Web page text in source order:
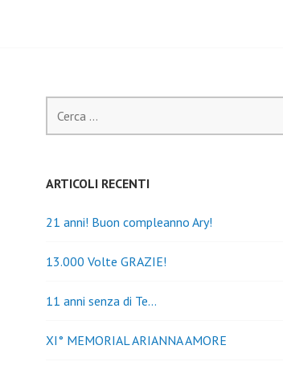
per:
ARTICOLI RECENTI
21 anni! Buon compleanno Ary!
13.000 Volte GRAZIE!
11 anni senza di Te…
XI° MEMORIAL ARIANNA AMORE